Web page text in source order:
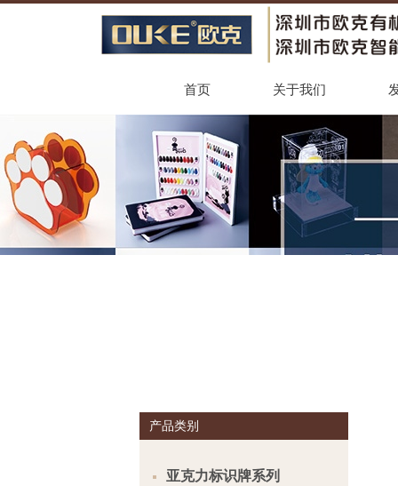
首页 关于我们
产品类别
亚克力标识牌系列